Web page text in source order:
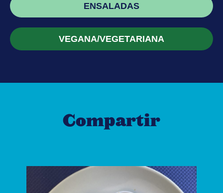
ENSALADAS
VEGANA/VEGETARIANA
Compartir